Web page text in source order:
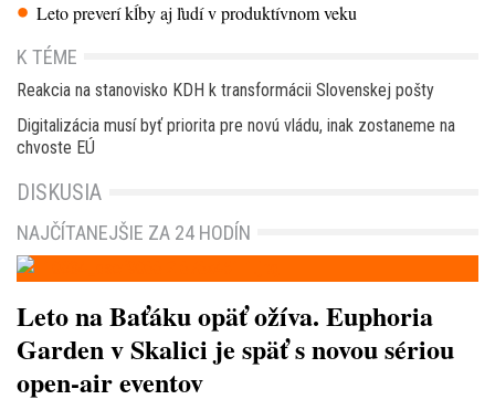
Leto preverí kĺby aj ľudí v produktívnom veku
K TÉME
Reakcia na stanovisko KDH k transformácii Slovenskej pošty
Digitalizácia musí byť priorita pre novú vládu, inak zostaneme na
chvoste EÚ
DISKUSIA
NAJČÍTANEJŠIE ZA 24 HODÍN
Leto na Baťáku opäť ožíva. Euphoria
Garden v Skalici je späť s novou sériou
open-air eventov